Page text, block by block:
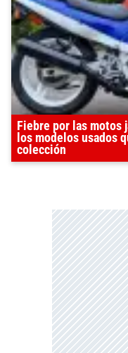
Fiebre por las motos
los modelos usados
colección